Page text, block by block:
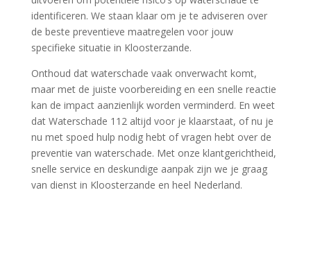
identificeren.​ We staan klaar om je te adviseren over
de beste preventieve maatregelen voor jouw
specifieke situatie in Kloosterzande.​
Onthoud dat waterschade vaak onverwacht komt,
maar met de juiste voorbereiding en een snelle reactie
kan de impact aanzienlijk worden verminderd.​ En weet
dat Waterschade 112 altijd voor je klaarstaat, of nu je
nu met spoed hulp nodig hebt of vragen hebt over de
preventie van waterschade.​ Met onze klantgerichtheid,
snelle service en deskundige aanpak zijn we je graag
van dienst in Kloosterzande en heel Nederland.​